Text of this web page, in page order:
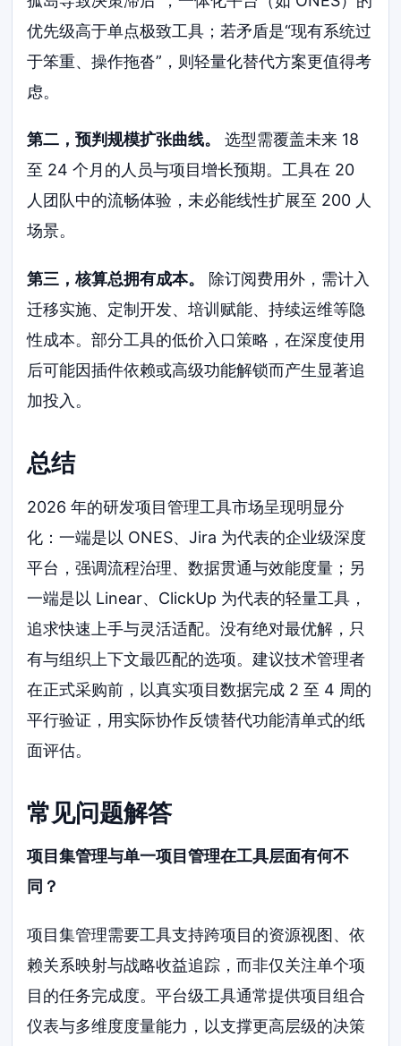
优先级高于单点极致工具；若矛盾是“现有系统过
于笨重、操作拖沓”，则轻量化替代方案更值得考
虑。
第二，预判规模扩张曲线。
选型需覆盖未来 18
至 24 个月的人员与项目增长预期。工具在 20
人团队中的流畅体验，未必能线性扩展至 200 人
场景。
第三，核算总拥有成本。
除订阅费用外，需计入
迁移实施、定制开发、培训赋能、持续运维等隐
性成本。部分工具的低价入口策略，在深度使用
后可能因插件依赖或高级功能解锁而产生显著追
加投入。
总结
2026 年的研发项目管理工具市场呈现明显分
化：一端是以 ONES、Jira 为代表的企业级深度
平台，强调流程治理、数据贯通与效能度量；另
一端是以 Linear、ClickUp 为代表的轻量工具，
追求快速上手与灵活适配。没有绝对最优解，只
有与组织上下文最匹配的选项。建议技术管理者
在正式采购前，以真实项目数据完成 2 至 4 周的
平行验证，用实际协作反馈替代功能清单式的纸
面评估。
常见问题解答
项目集管理与单一项目管理在工具层面有何不
同？
项目集管理需要工具支持跨项目的资源视图、依
赖关系映射与战略收益追踪，而非仅关注单个项
目的任务完成度。平台级工具通常提供项目组合
仪表与多维度度量能力，以支撑更高层级的决策